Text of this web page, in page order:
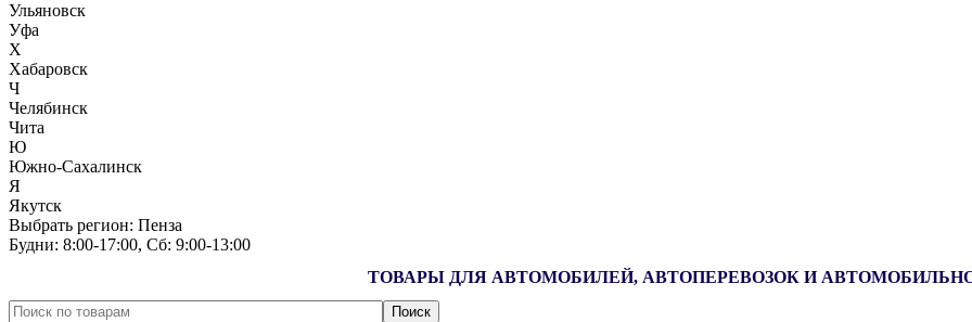
Ульяновск
Уфа
Х
Хабаровск
Ч
Челябинск
Чита
Ю
Южно-Сахалинск
Я
Якутск
Выбрать регион: Пенза
Будни: 8:00‑17:00, Сб: 9:00‑13:00
ТОВАРЫ ДЛЯ АВТОМОБИЛЕЙ, АВТОПЕРЕВОЗОК И